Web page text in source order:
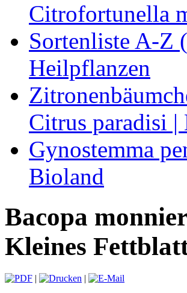
Citrofortunella
Sortenliste A-Z
Heilpflanzen
Citrus paradisi |
Gynostemma
Bioland
Bacopa
Kleines
| |